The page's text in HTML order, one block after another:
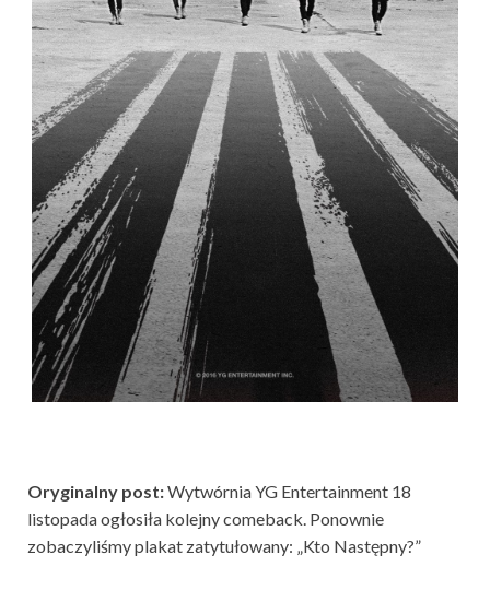
Oryginalny post:Wytwórnia YG Entertainment 18
listopada ogłosiła kolejny comeback. Ponownie
zobaczyliśmy plakat zatytułowany: „Kto Następny?”